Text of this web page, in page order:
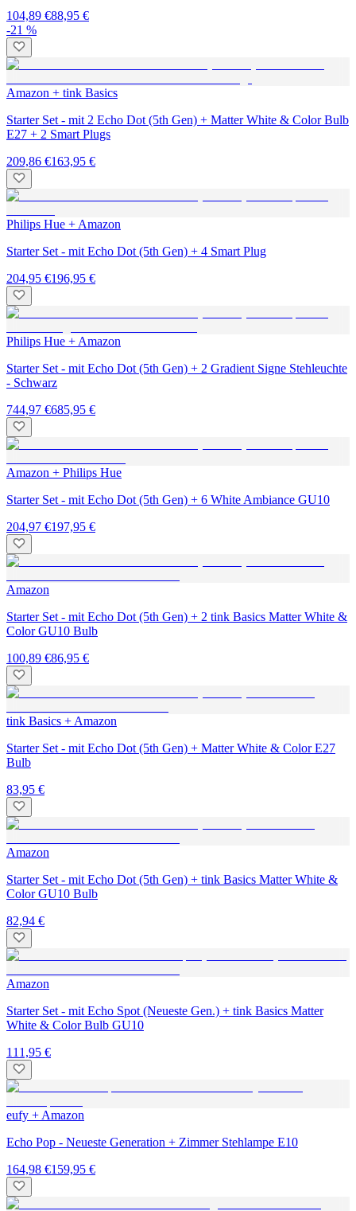
104,89 €88,95 €
-21 %
Amazon + tink Basics
Starter Set - mit 2 Echo Dot (5th Gen) + Matter White & Color Bulb
E27 + 2 Smart Plugs
209,86 €163,95 €
Philips Hue + Amazon
Starter Set - mit Echo Dot (5th Gen) + 4 Smart Plug
204,95 €196,95 €
Philips Hue + Amazon
Starter Set - mit Echo Dot (5th Gen) + 2 Gradient Signe Stehleuchte
- Schwarz
744,97 €685,95 €
Amazon + Philips Hue
Starter Set - mit Echo Dot (5th Gen) + 6 White Ambiance GU10
204,97 €197,95 €
Amazon
Starter Set - mit Echo Dot (5th Gen) + 2 tink Basics Matter White &
Color GU10 Bulb
100,89 €86,95 €
tink Basics + Amazon
Starter Set - mit Echo Dot (5th Gen) + Matter White & Color E27
Bulb
83,95 €
Amazon
Starter Set - mit Echo Dot (5th Gen) + tink Basics Matter White &
Color GU10 Bulb
82,94 €
Amazon
Starter Set - mit Echo Spot (Neueste Gen.) + tink Basics Matter
White & Color Bulb GU10
111,95 €
eufy + Amazon
Echo Pop - Neueste Generation + Zimmer Stehlampe E10
164,98 €159,95 €